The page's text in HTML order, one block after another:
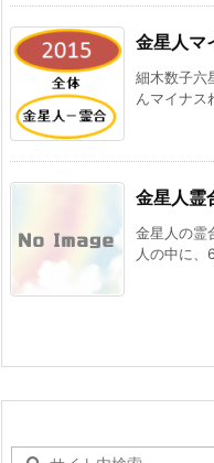
金星人マ
細木数子六
んマイナス
金星人霊
金星人の霊
人の中に、